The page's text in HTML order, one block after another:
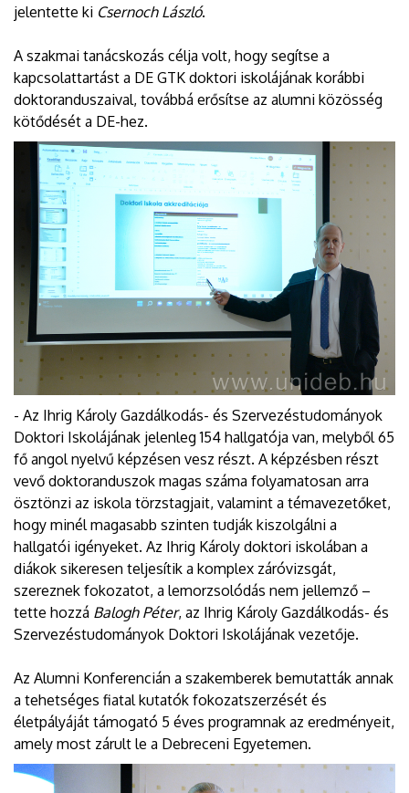
jelentette ki Csernoch László.
A szakmai tanácskozás célja volt, hogy segítse a
kapcsolattartást a DE GTK doktori iskolájának korábbi
doktoranduszaival, továbbá erősítse az alumni közösség
kötődését a DE-hez.
- Az Ihrig Károly Gazdálkodás- és Szervezéstudományok
Doktori Iskolájának jelenleg 154 hallgatója van, melyből 65
fő angol nyelvű képzésen vesz részt. A képzésben részt
vevő doktoranduszok magas száma folyamatosan arra
ösztönzi az iskola törzstagjait, valamint a témavezetőket,
hogy minél magasabb szinten tudják kiszolgálni a
hallgatói igényeket. Az Ihrig Károly doktori iskolában a
diákok sikeresen teljesítik a komplex záróvizsgát,
szereznek fokozatot, a lemorzsolódás nem jellemző –
tette hozzá Balogh Péter, az Ihrig Károly Gazdálkodás- és
Szervezéstudományok Doktori Iskolájának vezetője.
Az Alumni Konferencián a szakemberek bemutatták annak
a tehetséges fiatal kutatók fokozatszerzését és
életpályáját támogató 5 éves programnak az eredményeit,
amely most zárult le a Debreceni Egyetemen.